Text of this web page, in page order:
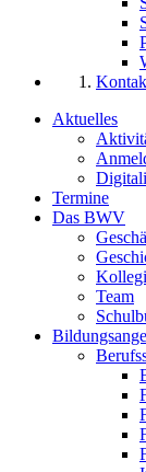
Aktuelles
Termine
Das BWV
Team